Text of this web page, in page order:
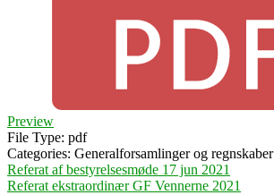
Preview
File Type: pdf
Categories: Generalforsamlinger og regnskaber
Indlægsnavigation
Referat af bestyrelsesmøde 17 jun 2021
Referat ekstraordinær GF Vennerne 2021